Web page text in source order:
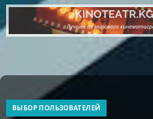
ВЫБОР ПОЛЬЗОВАТЕЛЕЙ